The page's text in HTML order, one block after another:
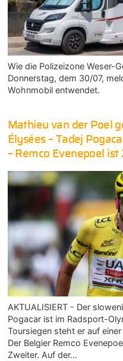
Wie die Polizeizone Weser-
Donnerstag, dem 30/07,
Wohnmobil entwendet.
Mathieu van der Poel
Élysées – Tadej
– Remco Evenepoel
AKTUALISIERT - Der
Pogacar ist im Radsport-
Toursiegen steht er auf
Der Belgier Remco
Zweiter. Auf der…